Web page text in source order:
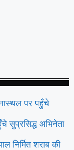
पर पहुँचे
सुप्रसिद्ध अभिनेता
निर्मित शराब की